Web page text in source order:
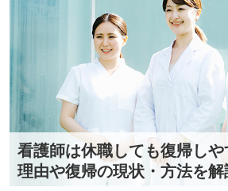
看護師は休職しても復帰し
理由や復帰の現状・方法を解